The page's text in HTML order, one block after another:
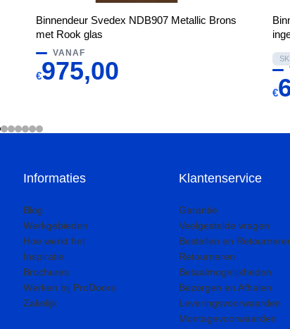
Binnendeur Svedex NDB907 Metallic Brons
met Rook glas
VANAF
€975,00
€
Informaties
Blog
Werkgebieden
Hoe werkt het
Inspiratie
Brochures
Werken bij ProDoors
Zakelijk
Klantenservice
Garantie
Veelgestelde vragen
Bestellen en
Retourneren
Betaalmogelijkheden
Bezorgen en Afhalen
Leveringsvoorwaarden
Montagevoorwaarden